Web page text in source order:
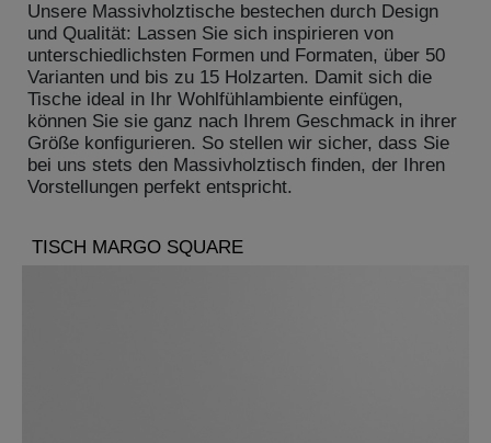
Unsere Massivholztische bestechen durch Design
und Qualität: Lassen Sie sich inspirieren von
unterschiedlichsten Formen und Formaten, über 50
Varianten und bis zu 15 Holzarten. Damit sich die
Tische ideal in Ihr Wohlfühlambiente einfügen,
können Sie sie ganz nach Ihrem Geschmack in ihrer
Größe konfigurieren. So stellen wir sicher, dass Sie
bei uns stets den Massivholztisch finden, der Ihren
Vorstellungen perfekt entspricht.
TISCH MARGO SQUARE